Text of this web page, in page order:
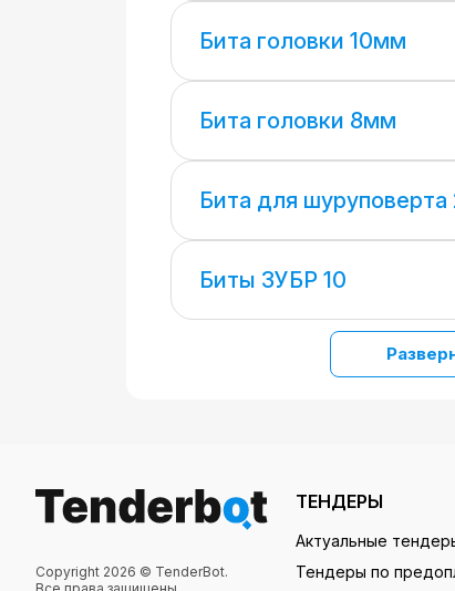
Бита головки 10мм
Бита головки 8мм
Бита для шуруповерта
Биты ЗУБР 10
Copyright 2026 © TenderBot.
ТЕНДЕРЫ
Актуальные
Тендеры по